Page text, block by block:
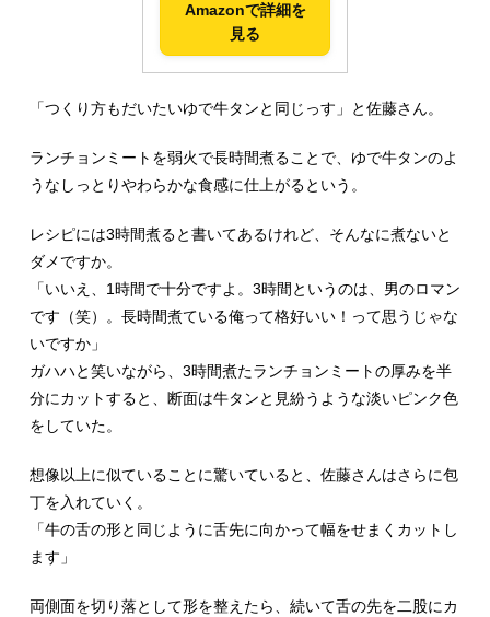
Amazonで詳細を
見る
「つくり方もだいたいゆで牛タンと同じっす」と佐藤さん。
ランチョンミートを弱火で長時間煮ることで、ゆで牛タンのよ
うなしっとりやわらかな食感に仕上がるという。
レシピには3時間煮ると書いてあるけれど、そんなに煮ないと
ダメですか。
「いいえ、1時間で十分ですよ。3時間というのは、男のロマン
です（笑）。長時間煮ている俺って格好いい！って思うじゃな
いですか」
ガハハと笑いながら、3時間煮たランチョンミートの厚みを半
分にカットすると、断面は牛タンと見紛うような淡いピンク色
をしていた。
想像以上に似ていることに驚いていると、佐藤さんはさらに包
丁を入れていく。
「牛の舌の形と同じように舌先に向かって幅をせまくカットし
ます」
両側面を切り落として形を整えたら、続いて舌の先を二股にカ